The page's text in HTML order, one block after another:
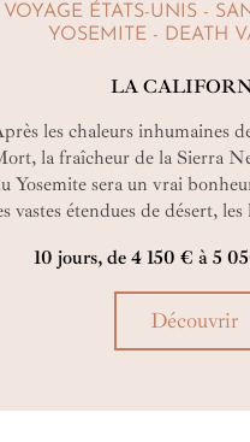
VOYAGE ÉTATS-UNIS -
YOSEMITE - DEATH
LA
les chaleurs inhumaines
la fraîcheur de la Sierra
Yosemite sera un vrai
vastes étendues de désert,
côtes sauvages et les
monde seront comblés.
10 jours, de 4 150 € à 5
Découvrir